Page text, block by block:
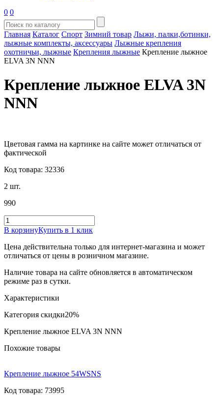
0 0
Главная Каталог Спорт Зимний товар Лыжи, палки,ботинки,
лыжные комплекты, аксессуары Лыжные крепления
охотничьи, лыжные Крепления лыжные Крепление лыжное
ELVA 3N NNN
Крепление лыжное ELVA 3N
NNN
Цветовая гамма на картинке на сайте может отличаться от
фактической
Код товара: 32336
2 шт.
990
В корзинуКупить в 1 клик
Цена действительна только для интернет-магазина и может
отличаться от цены в розничном магазине.
Наличие товара на сайте обновляется в автоматическом
режиме раз в сутки.
Характеристики
Категория скидки20%
Крепление лыжное ELVA 3N NNN
Похожие товары
Крепление лыжное 54WSNS
Код товара: 73995